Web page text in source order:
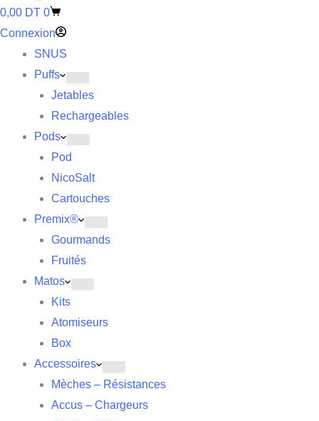
0,00 DT 0
Connexion
SNUS
Puffs
Jetables
Rechargeables
Pods
Pod
NicoSalt
Cartouches
Premix®
Gourmands
Fruités
Matos
Kits
Atomiseurs
Box
Accessoires
Mèches – Résistances
Accus – Chargeurs